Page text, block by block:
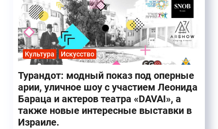
Культура Искусство
Турандот: модный показ под оперные
арии, уличное шоу с участием Леонида
Бараца и актеров театра «DAVAI», а
также новые интересные выставки в
Израиле.